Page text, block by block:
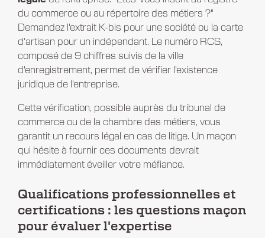
du commerce ou au répertoire des métiers ?"
Demandez l'extrait K-bis pour une société ou la carte
d'artisan pour un indépendant. Le numéro RCS,
composé de 9 chiffres suivis de la ville
d'enregistrement, permet de vérifier l'existence
juridique de l'entreprise.
Cette vérification, possible auprès du tribunal de
commerce ou de la chambre des métiers, vous
garantit un recours légal en cas de litige. Un maçon
qui hésite à fournir ces documents devrait
immédiatement éveiller votre méfiance.
Qualifications professionnelles et
certifications : les questions maçon
pour évaluer l'expertise